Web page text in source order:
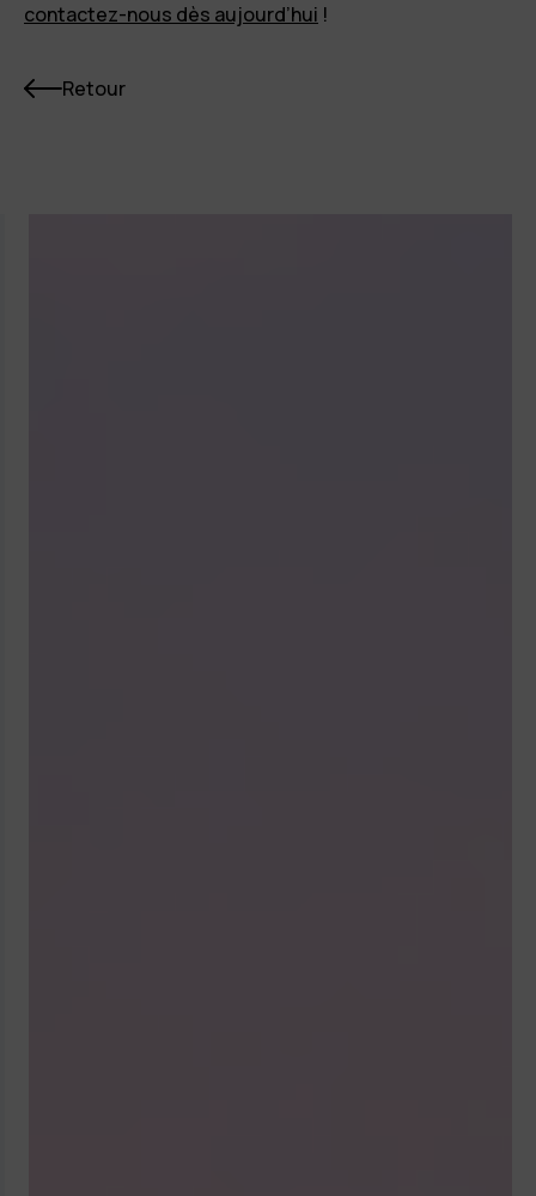
contactez-nous dès aujourd’hui !
Retour